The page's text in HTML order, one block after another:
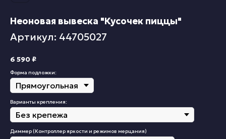
Неоновая вывеска "Кусочек пиццы"
Артикул: 44705027
6 590₽
Форма подложки:
Варианты крепления:
Диммер (Контроллер яркости и режимов мерцания)